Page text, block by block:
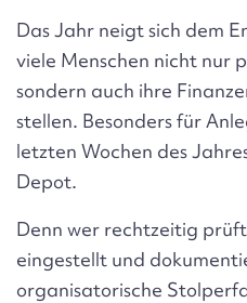
Das Jahr neigt sich dem
viele Menschen nicht nur
sondern auch ihre
stellen. Besonders für
letzten Wochen des
Depot.
Denn wer rechtzeitig
eingestellt und
organisatorische